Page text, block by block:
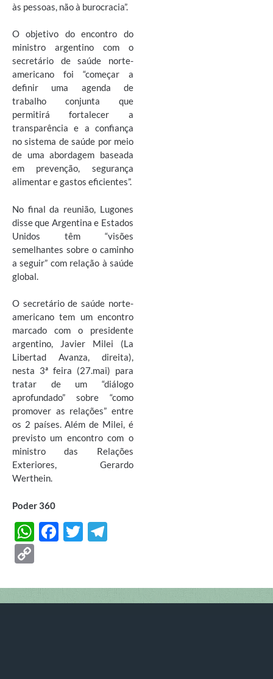
às pessoas, não à burocracia”.
O objetivo do encontro do
ministro argentino com o
secretário de saúde norte-
americano foi “começar a
definir uma agenda de
trabalho conjunta que
permitirá fortalecer a
transparência e a confiança
no sistema de saúde por meio
de uma abordagem baseada
em prevenção, segurança
alimentar e gastos eficientes”.
No final da reunião, Lugones
disse que Argentina e Estados
Unidos têm “visões
semelhantes sobre o caminho
a seguir” com relação à saúde
global.
O secretário de saúde norte-
americano tem um encontro
marcado com o presidente
argentino, Javier Milei (La
Libertad Avanza, direita),
nesta 3ª feira (27.mai) para
tratar de um “diálogo
aprofundado” sobre “como
promover as relações” entre
os 2 países. Além de Milei, é
previsto um encontro com o
ministro das Relações
Exteriores, Gerardo
Werthein.
Poder 360
W
s
A
F
b
o
T
er gr
a
p